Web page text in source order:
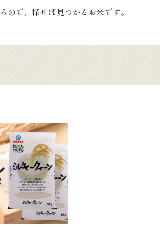
で、探せば見つかるお米です。